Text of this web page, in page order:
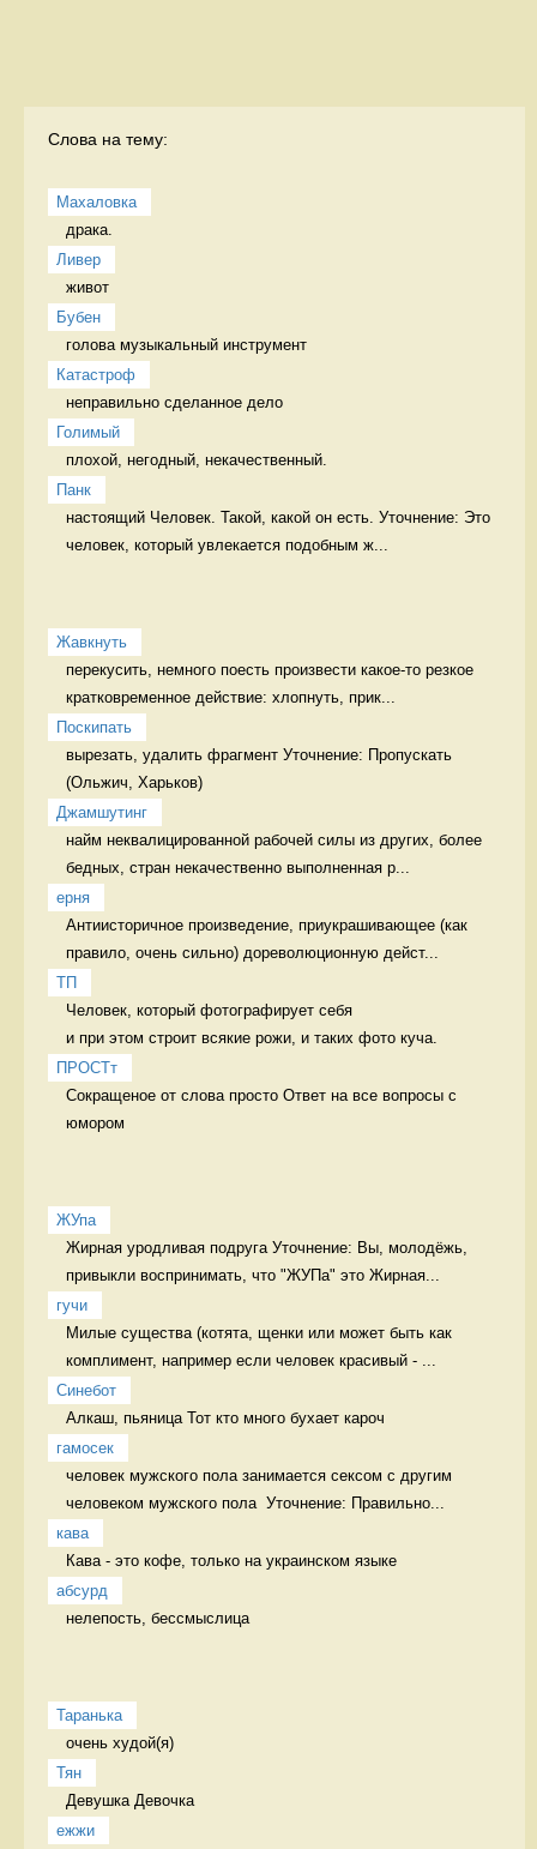
Слова на тему:
Махаловка
драка.
Ливер
живот
Бубен
голова музыкальный инструмент
Катастроф
неправильно сделанное дело
Голимый
плохой, негодный, некачественный.
Панк
настоящий Человек. Такой, какой он есть. Уточнение: Это
человек, который увлекается подобным ж...
Жавкнуть
перекусить, немного поесть произвести какое-то резкое
кратковременное действие: хлопнуть, прик...
Поскипать
вырезать, удалить фрагмент Уточнение: Пропускать
Джамшутинг
найм неквалицированной рабочей силы из других, более
бедных, стран некачественно выполненная р...
ерня
Антиисторичное произведение, приукрашивающее (как
правило, очень сильно) дореволюционную дейст...
ТП
Человек, который фотографирует себя
и при этом строит всякие рожи, и таких фото куча.
ПРОСТт
Сокращеное от слова просто Ответ на все вопросы с
юмором
ЖУпа
Жирная уродливая подруга Уточнение: Вы, молодёжь,
привыкли воспринимать, что "ЖУПа" это Жирная...
гучи
Милые существа (котята, щенки или может быть как
комплимент, например если человек красивый - ...
Синебот
Алкаш, пьяница Тот кто много бухает кароч
гамосек
человек мужского пола занимается сексом с другим
человеком мужского пола  Уточнение: Правильно...
кава
Кава - это кофе, только на украинском языке
абсурд
нелепость, бессмыслица
Таранька
очень худой(я)
Тян
Девушка Девочка
ежжи